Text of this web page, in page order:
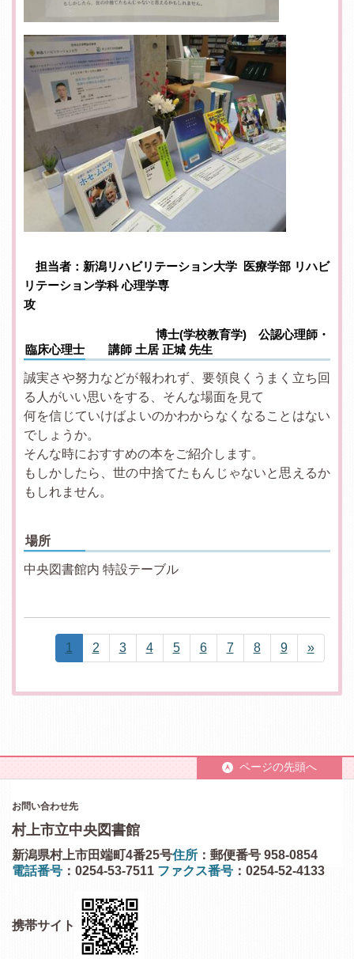
担当者：新潟リハビリテーション大学 医療学部 リハビ
リテーション学科 心理学専
攻
博士(学校教育学) 公認心理師・
臨床心理士 講師 土居 正城 先生
誠実さや努力などが報われず、要領良くうまく立ち回
る人がいい思いをする、そんな場面を見て
何を信じていけばよいのかわからなくなることはない
でしょうか。
そんな時におすすめの本をご紹介します。
もしかしたら、世の中捨てたもんじゃないと思えるか
もしれません。
場所
中央図書館内 特設テーブル
1 2 3 4 5 6 7 8 9 »
ページの先頭へ
お問い合わせ先
村上市立中央図書館
住所 ：郵便番号 958-0854
新潟県村上市田端町4番25号
電話番号 ：0254-53-7511 ファクス番号 ：0254-52-4133
携帯サイト